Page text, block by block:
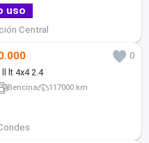
uso
Central
0
lt 4x4 2.4
Bencina 117000 km